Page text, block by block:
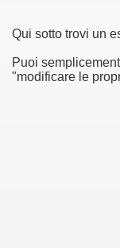
Qui sotto trovi un
Puoi
"modificare le
to have Nebraska